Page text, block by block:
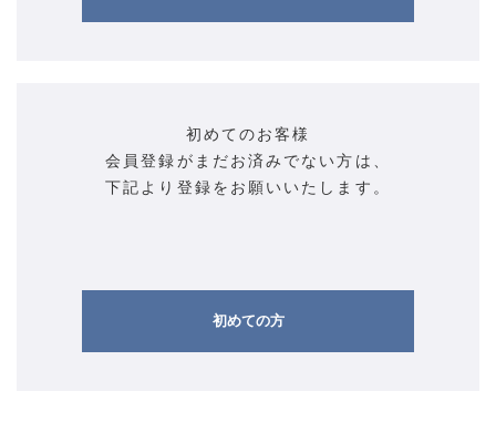
初めてのお客様
会員登録がまだお済みでない方は、
下記より登録をお願いいたします。
初めての方